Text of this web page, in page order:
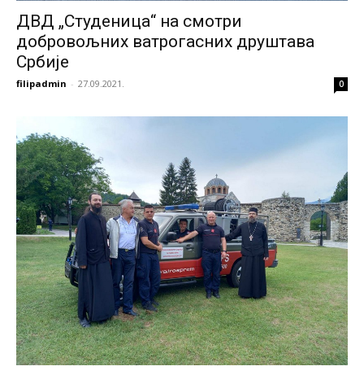
ДВД „Студеница“ на смотри
добровољних ватрогасних друштава
Србије
filipadmin - 27.09.2021. 0